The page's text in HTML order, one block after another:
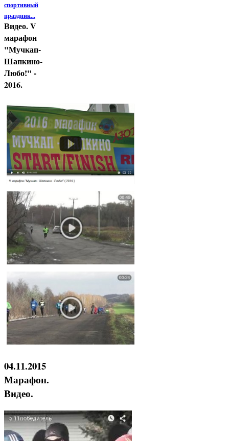
спортивный
праздник...
Видео. V
марафон
"Мучкап-
Шапкино-
Любо!" -
2016.
04.11.2015
Марафон.
Видео.